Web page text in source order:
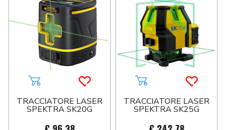
Aggiungi al carrelloAcquista più tardi
TRACCIATORE LASER
SPEKTRA SK20G
Aggiungi al carrello
TRACCIATORE LASER
SPEKTRA SK25G